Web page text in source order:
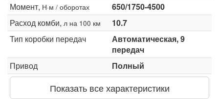
Момент, Н·м / оборотах
650/1750-4500
Расход комби, л на 100 км
10.7
Тип коробки передач
Автоматическая, 9
передач
Привод
Полный
Показать все характеристики